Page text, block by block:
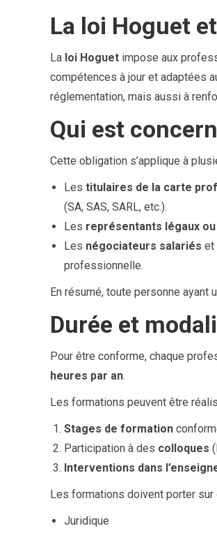
La loi Hoguet
La loi Hoguet impose aux
compétences à jour et adaptées
réglementation, mais aussi à
Qui est
Cette obligation s’applique à
Les titulaires de la carte
(SA, SAS, SARL, etc.).
Les représentants légaux
Les négociateurs salariés et
professionnelle.
En résumé, toute personne ayant
Durée et
Pour être conforme, chaque
heures par an.
Les formations peuvent être
Stages de formation
Participation à des colloques
Interventions dans
Les formations doivent porter
Juridique